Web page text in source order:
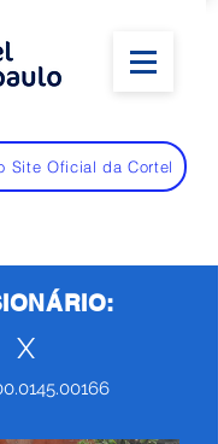
Site Oficial da Cortel
X